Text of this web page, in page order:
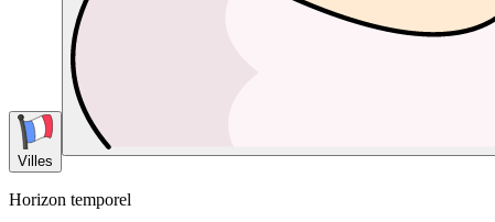
Villes
Horizon temporel